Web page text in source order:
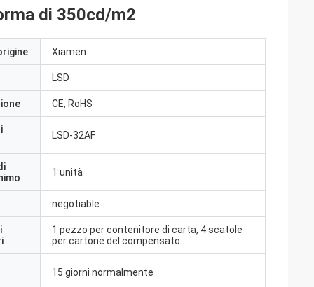
di 350cd/m2
Xiamen
LSD
CE, RoHS
LSD-32AF
1 unità
negotiable
1 pezzo per contenitore di carta, 4 scatole
per cartone del compensato
15 giorni normalmente